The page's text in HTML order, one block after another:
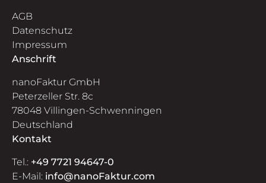
AGB
Datenschutz
Impressum
Anschrift
nanoFaktur GmbH
Peterzeller Str. 8c
78048 Villingen-Schwenningen
Deutschland
Kontakt
Tel.: +49 7721 94647-0
E-Mail: info@nanoFaktur.com